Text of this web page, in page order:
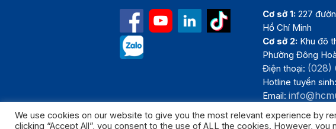
Cơ sở 1: 227
Hồ Chí Minh
Cơ sở 2: Khu đô
Phường Đông
Điện thoại: (028)
Hotline tuyển
Email:
We use cookies on our website to give you the most relevant experience by
clicking “Accept All”, you consent to the use of ALL the cookies. However,